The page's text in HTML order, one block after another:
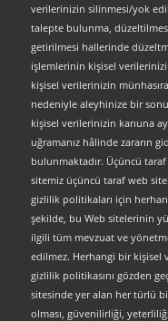
verilerinizin silinmesi/yok
talepte bulunma,
getirilmesi hallerinde
işlemlerinin kişisel
kişisel verilerinizin
nedeniyle aleyhinize bir
kişisel verilerinizin kanuna
uğramanız hâlinde zararın
bulunmaktadır. Üçüncü
sitemiz üçüncü taraf web
gizlilik politikaları için
şekilde, bu Web sitelerinin
ilgili tüm mevzuat ve
edilmez. Herhangi bir kişisel
gizlilik politikasını gözden
sitesinde yer alan her türlü
olması, güvenilirliği,